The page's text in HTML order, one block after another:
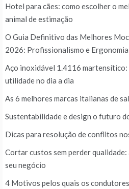
Hotel para cães: como escolher o
animal de estimação
O Guia Definitivo das Melhores
2026: Profissionalismo e Ergonomia
Aço inoxidável 1.4116 martensítico:
utilidade no dia a dia
As 6 melhores marcas italianas de
Sustentabilidade e design o futuro
Dicas para resolução de conflitos
Cortar custos sem perder
seu negócio
4 Motivos pelos quais os